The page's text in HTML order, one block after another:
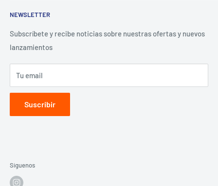
Términos y Condiciones
Aviso de Privacidad
Contacto para proveedores
NEWSLETTER
Subscríbete y recibe noticias sobre nuestras ofertas y nuevos
lanzamientos
Tu email
Suscribir
Síguenos